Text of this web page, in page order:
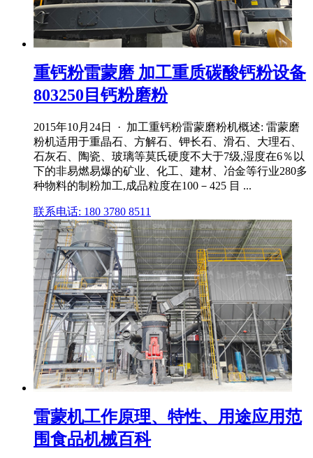
重钙粉雷蒙磨 加工重质碳酸钙粉设备
803250目钙粉磨粉
2015年10月24日 · 加工重钙粉雷蒙磨粉机概述: 雷蒙磨
粉机适用于重晶石、方解石、钾长石、滑石、大理石、
石灰石、陶瓷、玻璃等莫氏硬度不大于7级,湿度在6％以
下的非易燃易爆的矿业、化工、建材、冶金等行业280多
种物料的制粉加工,成品粒度在100－425 目 ...
联系电话: 180 3780 8511
雷蒙机工作原理、特性、用途应用范
围食品机械百科